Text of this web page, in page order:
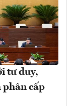
tư duy,
cấp